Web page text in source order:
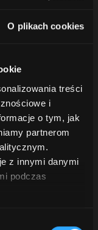
O plikach cookies
treści
i
o tym, jak
partnerom
z innymi danymi
podczas